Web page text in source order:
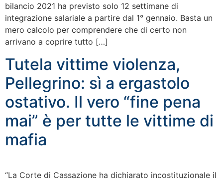
bilancio 2021 ha previsto solo 12 settimane di
integrazione salariale a partire dal 1° gennaio. Basta un
mero calcolo per comprendere che di certo non
arrivano a coprire tutto […]
Tutela vittime violenza,
Pellegrino: sì a ergastolo
ostativo. Il vero “fine pena
mai” è per tutte le vittime di
mafia
“La Corte di Cassazione ha dichiarato incostituzionale il